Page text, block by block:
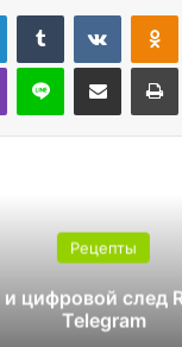
LinkedInTumblr
Viber Line Поделиться через электронную почту
Рецепты
цифровой след
Telegram